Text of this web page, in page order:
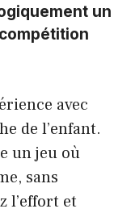
un
avec
de l’enfant.
un jeu où
sans
l’effort et